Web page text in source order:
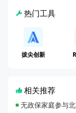
热门工具
拔尖创新
相关推荐
无政保家庭参与